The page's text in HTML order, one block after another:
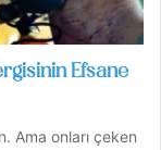
Efsane
Ama onları çeken